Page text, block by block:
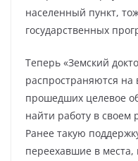
населенный пункт,
государственных
Теперь «Земский
распространяются на
прошедших целевое
найти работу в своем
Ранее такую
переехавшие в